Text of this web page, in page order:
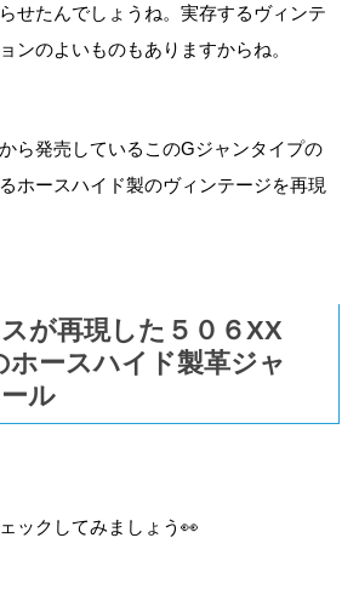
せたんでしょうね。実存するヴィンテ
ンのよいものもありますからね。
ら発売しているこのGジャンタイプの
ホースハイド製のヴィンテージを再現
が再現した５０６XX
ホースハイド製革ジャ
ル
ックしてみましょう👀